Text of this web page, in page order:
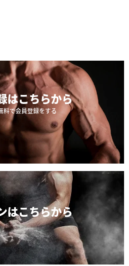
はこちらから
料で会員登録をする
はこちらから